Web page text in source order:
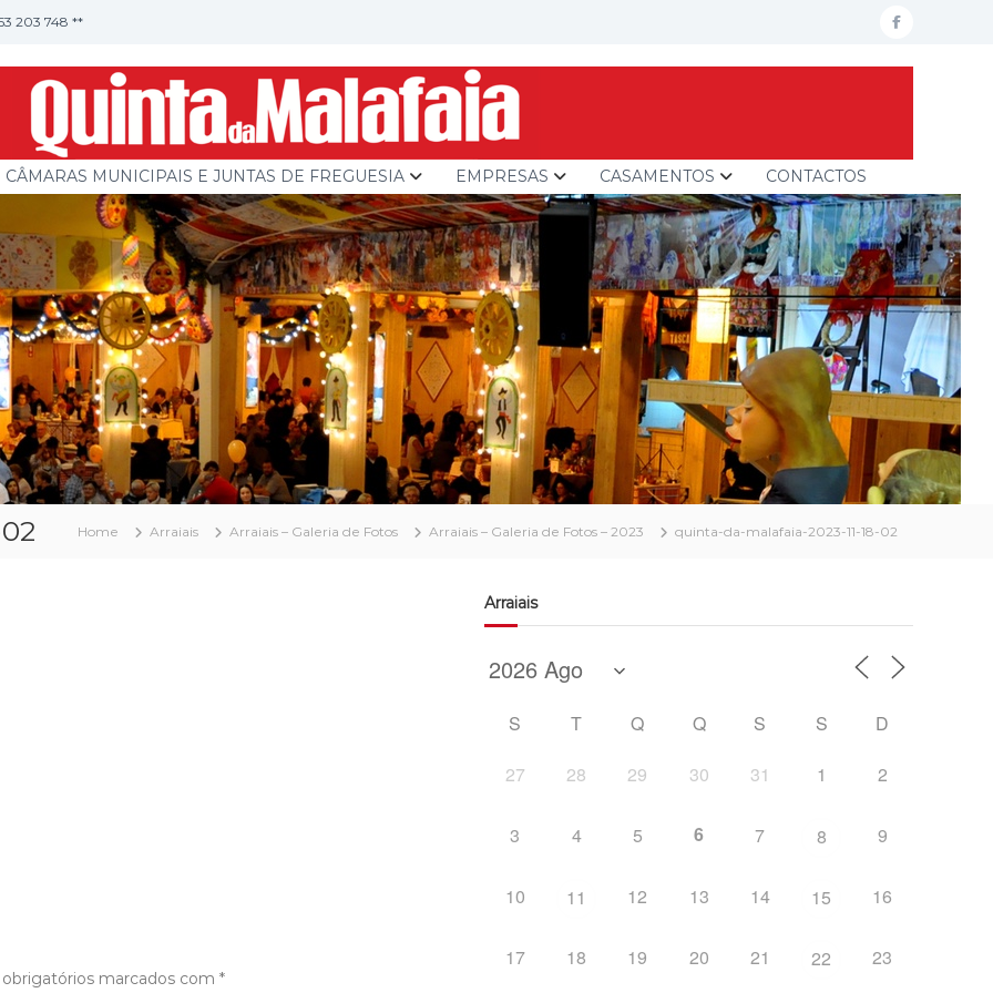
203 748 ** facebook
CÂMARAS MUNICIPAIS E JUNTAS DE FREGUESIA EMPRESAS CASAMENTOS CONTACTOS
Home Arraiais Arraiais – Galeria de Fotos Arraiais – Galeria de Fotos – 2023 quinta-da-malafaia-2023-11-18-02
marcados com *
Arraiais
S T Q Q S S
D
27
28 29 30 31 1 2
3 4 5 6 7 8 9
10 11 12 13 14 15 16
17 18 19 20 21 22 23